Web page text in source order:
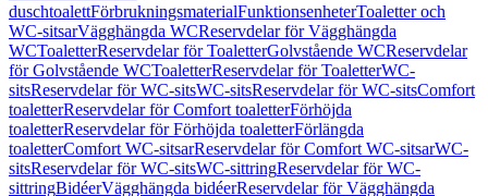
duschtoalettFörbrukningsmaterialFunktionsenheterToaletter och
WC-sitsarVägghängda WCReservdelar för Vägghängda
WCToaletterReservdelar för ToaletterGolvstående WCReservdelar
för Golvstående WCToaletterReservdelar för ToaletterWC-
sitsReservdelar för WC-sitsWC-sitsReservdelar för WC-sitsComfort
toaletterReservdelar för Comfort toaletterFörhöjda
toaletterReservdelar för Förhöjda toaletterFörlängda
toaletterComfort WC-sitsarReservdelar för Comfort WC-sitsarWC-
sitsReservdelar för WC-sitsWC-sittringReservdelar för WC-
sittringBidéerVägghängda bidéerReservdelar för Vägghängda